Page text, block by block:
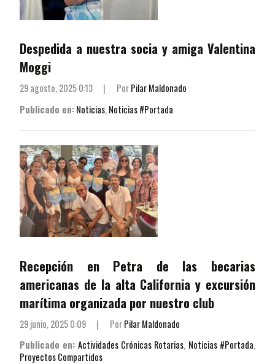
Despedida a nuestra socia y amiga Valentina
Moggi
29 agosto, 2025 0:13 | PorPilar Maldonado
Publicado en:Noticias, Noticias #Portada
Recepción en Petra de las becarias
americanas de la alta California y excursión
marítima organizada por nuestro club
29 junio, 2025 0:09 | PorPilar Maldonado
Publicado en: Actividades Crónicas Rotarias, Noticias #Portada,
Proyectos Compartidos